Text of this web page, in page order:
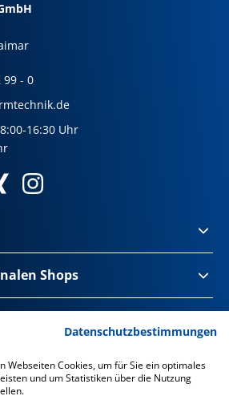
99 - 0
16:30 Uhr
Shops
Datenschutzbestimmungen
Webseiten Cookies, um für Sie ein optimales
und um Statistiken über die Nutzung